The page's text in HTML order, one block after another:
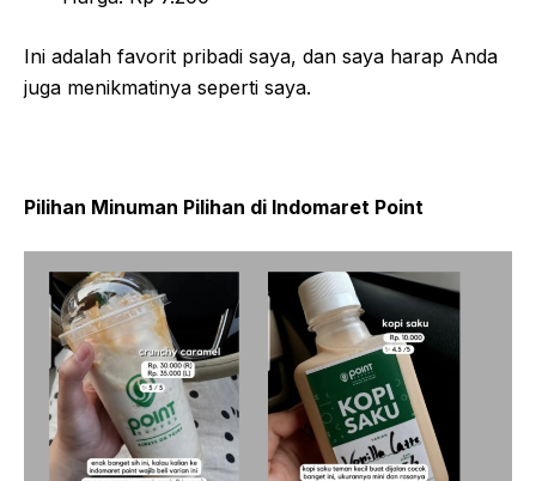
Ini adalah favorit pribadi saya, dan saya harap Anda
juga menikmatinya seperti saya.
Pilihan Minuman Pilihan di Indomaret Point